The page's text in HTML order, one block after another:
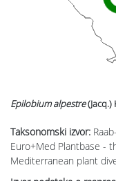
Taksonomski izvor:
Euro+Med Plantbase -
Mediterranean plant
Epilobium alpestre(Jacq.)